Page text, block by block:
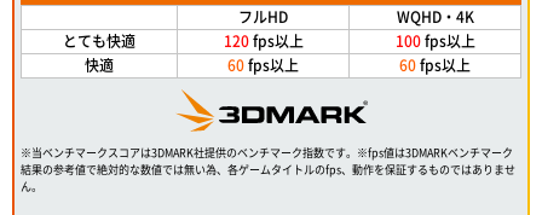
フルHD
WQHD・4K
とても快適
120fps以上 100fps以上
快適
60fps以上 60fps以上
※当ベンチマークスコアは3DMARK社提供のベンチマーク指数です。※fps値は3DMARKベンチマーク
結果の参考値で絶対的な数値では無い為、各ゲームタイトルのfps、動作を保証するものではありませ
ん。